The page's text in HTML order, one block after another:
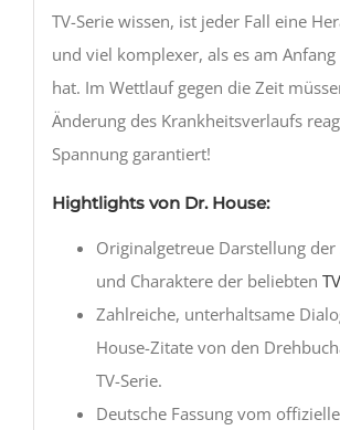
TV-Serie wissen, ist jeder Fall eine
und viel komplexer, als es am Anfang
hat. Im Wettlauf gegen die Zeit
Änderung des Krankheitsverlaufs
Spannung garantiert!
Hightlights von Dr. House:
Originalgetreue Darstellung der
und Charaktere der beliebten
Zahlreiche, unterhaltsame
House-Zitate von den
TV-Serie.
Deutsche Fassung vom